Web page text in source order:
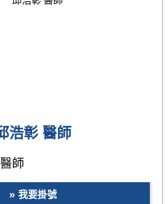
浩彰 醫師
師
我要掛號